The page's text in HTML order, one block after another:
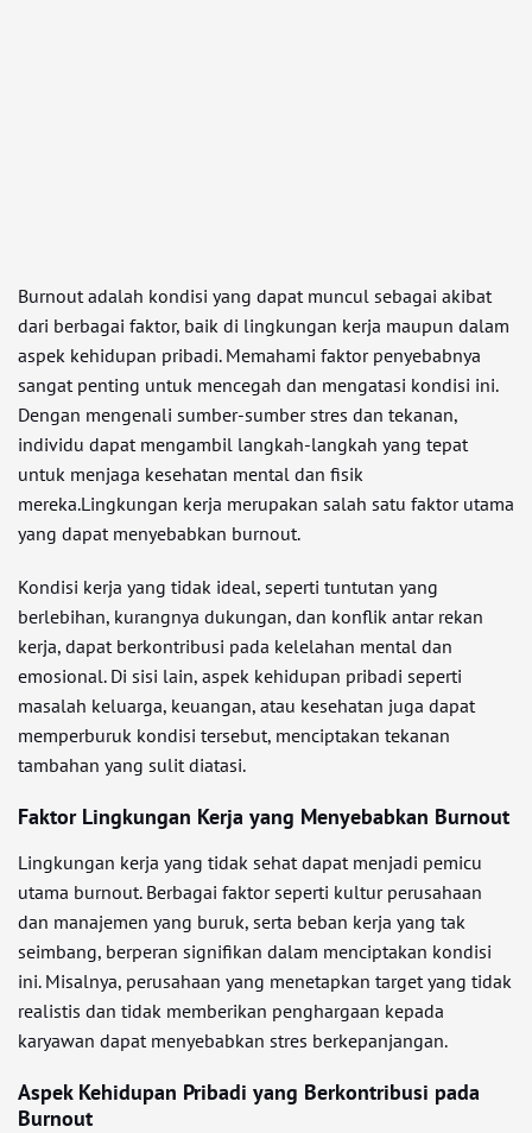
Burnout adalah kondisi yang dapat muncul sebagai akibat
dari berbagai faktor, baik di lingkungan kerja maupun dalam
aspek kehidupan pribadi. Memahami faktor penyebabnya
sangat penting untuk mencegah dan mengatasi kondisi ini.
Dengan mengenali sumber-sumber stres dan tekanan,
individu dapat mengambil langkah-langkah yang tepat
untuk menjaga kesehatan mental dan fisik
mereka.Lingkungan kerja merupakan salah satu faktor utama
yang dapat menyebabkan burnout.
Kondisi kerja yang tidak ideal, seperti tuntutan yang
berlebihan, kurangnya dukungan, dan konflik antar rekan
kerja, dapat berkontribusi pada kelelahan mental dan
emosional. Di sisi lain, aspek kehidupan pribadi seperti
masalah keluarga, keuangan, atau kesehatan juga dapat
memperburuk kondisi tersebut, menciptakan tekanan
tambahan yang sulit diatasi.
Faktor Lingkungan Kerja yang Menyebabkan Burnout
Lingkungan kerja yang tidak sehat dapat menjadi pemicu
utama burnout. Berbagai faktor seperti kultur perusahaan
dan manajemen yang buruk, serta beban kerja yang tak
seimbang, berperan signifikan dalam menciptakan kondisi
ini. Misalnya, perusahaan yang menetapkan target yang tidak
realistis dan tidak memberikan penghargaan kepada
karyawan dapat menyebabkan stres berkepanjangan.
Aspek Kehidupan Pribadi yang Berkontribusi pada
Burnout